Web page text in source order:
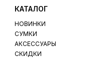
КАТАЛОГ
НОВИНКИ
СУМКИ
АКСЕССУАРЫ
СКИДКИ